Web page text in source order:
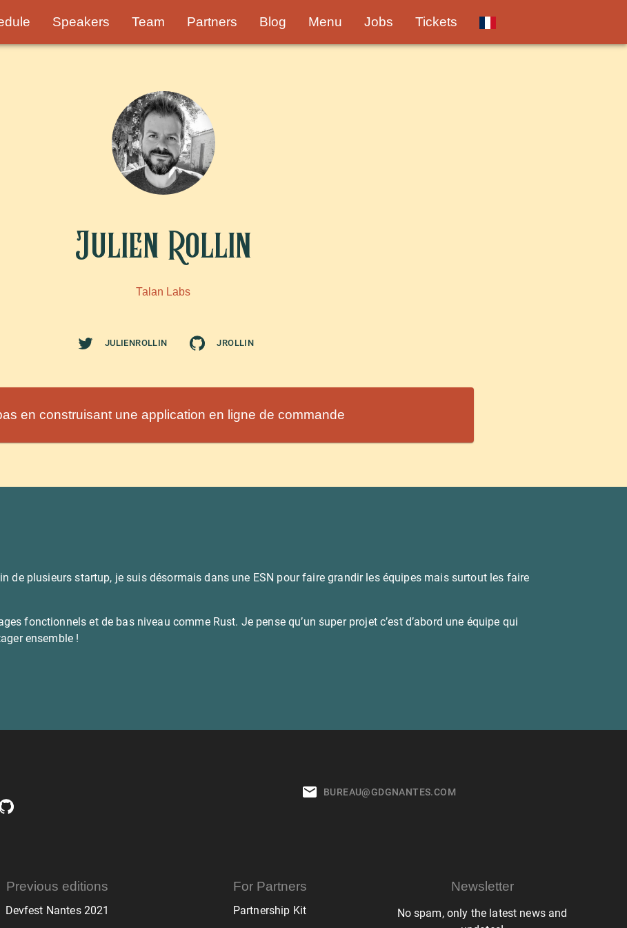
Speakers Team Partners Blog Menu Jobs Tickets
Julien Rollin
Talan Labs
JULIENROLLIN JROLLIN
en construisant une application en ligne de commande
de plusieurs startup, je suis désormais dans une ESN pour faire grandir les équipes mais surtout les faire
fonctionnels et de bas niveau comme Rust. Je pense qu’un super projet c’est d’abord une équipe qui
ensemble !
BUREAU@GDGNANTES.COM
Previous editions
Devfest Nantes 2021
For Partners
Partnership Kit
Newsletter
No spam, only the latest news and